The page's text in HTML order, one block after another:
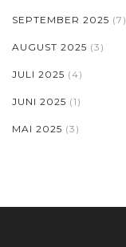
SEPTEMBER 2025 (7)
AUGUST 2025 (3)
JULI 2025 (4)
JUNI 2025 (1)
MAI 2025 (3)